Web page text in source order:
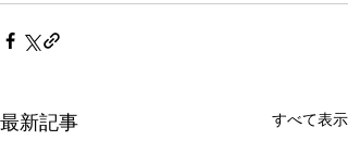
最新記事 すべて表示